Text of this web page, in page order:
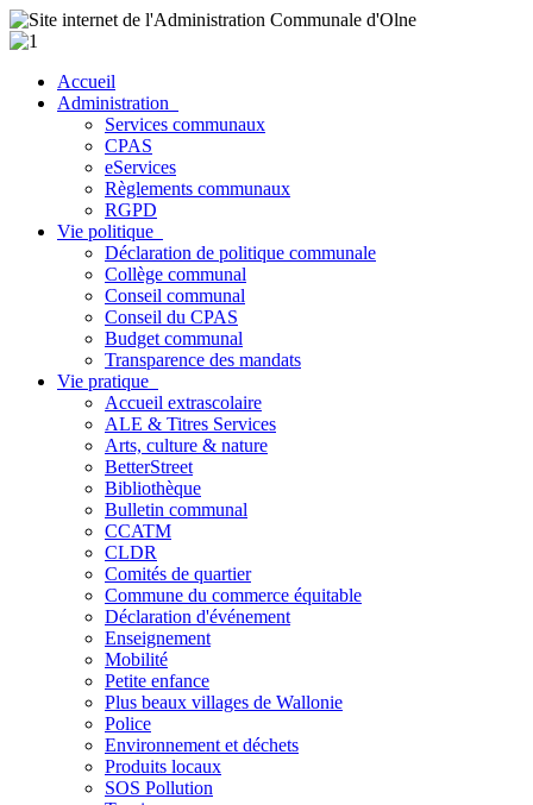
Accueil
Administration
Services communaux
CPAS
eServices
Règlements communaux
RGPD
Vie politique
Déclaration de politique communale
Collège communal
Conseil communal
Conseil du CPAS
Budget communal
Transparence des mandats
Vie pratique
Accueil extrascolaire
ALE & Titres Services
Arts, culture & nature
BetterStreet
Bibliothèque
Bulletin communal
CCATM
CLDR
Comités de quartier
Commune du commerce équitable
Déclaration d'événement
Enseignement
Mobilité
Petite enfance
Plus beaux villages de Wallonie
Police
Environnement et déchets
Produits locaux
SOS Pollution